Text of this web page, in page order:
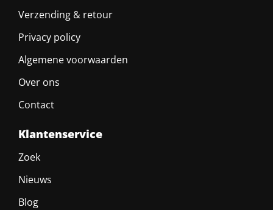
Verzending & retour
Privacy policy
Algemene voorwaarden
Over ons
Contact
Klantenservice
Zoek
Nieuws
Blog